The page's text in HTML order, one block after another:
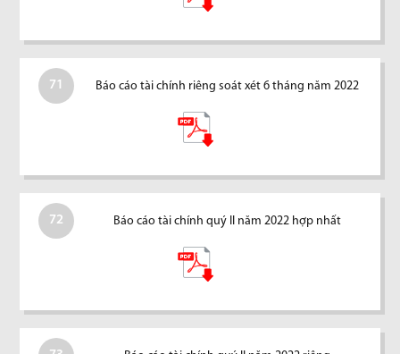
71 Báo cáo tài chính riêng soát xét 6 tháng năm 2022
72 Báo cáo tài chính quý II năm 2022 hợp nhất